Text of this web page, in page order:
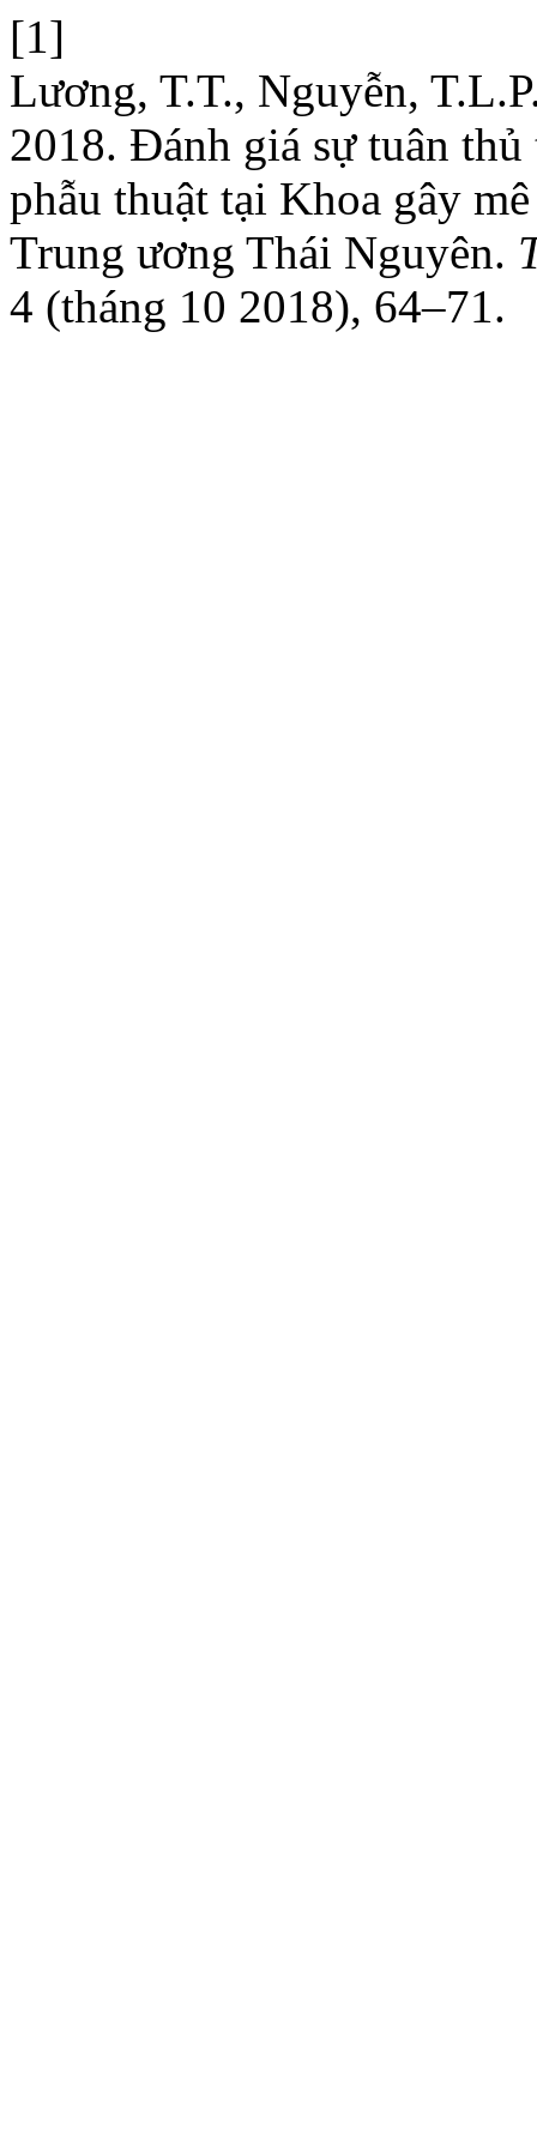
[1]
Lương, T.T., Nguyễn,
2018. Đánh giá sự tuân
phẫu thuật tại Khoa gây
Trung ương Thái Nguyên.
4 (tháng 10 2018), 64–71.